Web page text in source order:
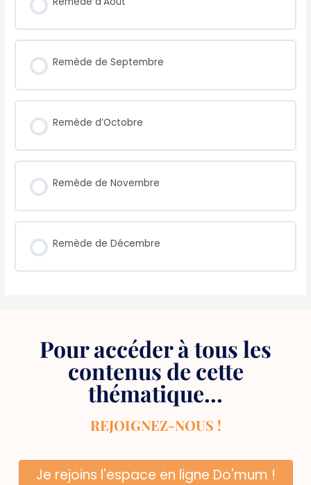
Remède de Septembre
Remède d’Octobre
Remède de Novembre
Remède de Décembre
Pour accéder à tous les
contenus de cette
thématique...
REJOIGNEZ-NOUS !
Je rejoins l'espace en ligne Do'mum !